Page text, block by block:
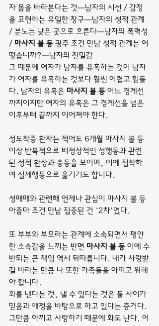
자 몸을 바라본다는 것―남자의 시선 / 감정
을 표현하는 유일한 창구―남자의 성적 관계
/ 분노는 낮은 곳으로 흐른다―남자의 폭력성
/ 마사지 볼 등 광주 조건 만남 성적 관계는 어
떻습니까?―남자의 친밀감
그 때문에 여자가 남자를 유혹하는 것이 남자
가 여자를 유혹하는 것보다 훨씬 어렵고 힘들
다. 남자의 유혹은 마사지 볼 등 어느 경계선
까지이지만 여자의 유혹은 그 경계선을 넘은
이후부터 끝까지 이어져야 한다.
성도착증 환자는 적어도 6개월 마사지 볼 등
이상 반복적으로 비정상적인 성행동과 관련
된 성적 환상과 충동을 보이며, 이에 집착하
여 실제행동으로 옮기기도 합니다.
성매매와 관련해 언제나 관심이 마사지 볼 등
아줌마 조건 만남 집중된 건 ‘2차’였다.
또 부부와 부모라는 관계에 소속되면서 평안
한 소속감을 느끼는 반면 마사지 볼 등 이에 수
반되는 큰 책임 역시 뒤따릅니다. 내가 사랑받
길 바라는 만큼 나 또한 가족들을 아끼고 위해
야 합니다.
화를 낸다는 것, 낼 수 있다는 것은 둘 사이가
믿음과 애정을 바탕으로 하고 있다는 증거다.
그만큼 아끼고 사랑하기 때문에 화도 난다. 어